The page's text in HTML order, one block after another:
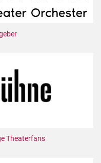
Theaterfans